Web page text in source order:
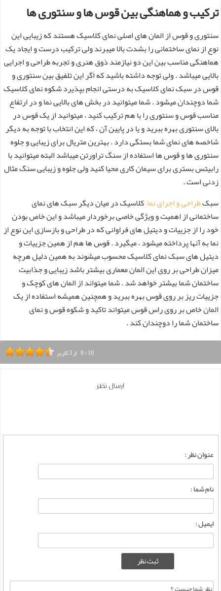
ترکیب و هماهنگی بین قوس ها و سنتوری ها
سنتوری و قوس از المان های اصلی نمای کلاسیک هستند که زیبایی این
نوع از نمای ساختمانی را بشدت بالا میبرند ولی ترکیب درست و ایجاد یک
هماهنگی مناسب بین این دو نیازمند ذوق هنری و تجربه طراحی و اجرایی
بالایی میباشد . ولی توجه داشته باشید که اگر این تلفیق بین سنتوری و
قوس در سبک نمای کلاسیک به درستی انجام بپذیرد شکوه نمای کلاسیک
شما دوچندان میشود . شما میتوانید در بخش های بالایی نما و در ارتفاع
مناسب قوس و سنتوری را با هم ترکیب کنید ، میتوانید از یک قوس در
بالای سنتوری بهره ببرید و یا در پایین آن ، که این انتخاب با توجه به دیگر
شاخصه های نمای شما بستگی دارد . بهترین متریال برای زیبایی و جلوه
سنتوری ها و قوس ها استفاده از سنگ تراورتن میباشد البته میتوانید با
رابیتس بستری برای سیمان کاری محیا کنید ولی جلوه و زیبایی سنگ مثال
زدنی است .
سبکطراحی و اجرای نما کلاسیک در میان دیگر سبک های نمای
ساختمانی از اهمیت و ویژگی خاصی برخوردار میباشد و این خاص بودن
خود را از جزییات و دیتیل های فراوانی که در طراحی و بازسازی این نوع از
نما به آنها پرداخته میشود ، میگیرد . قوس ها هم از همین جزییات و
دیتیل های سبک نمای کلاسیک محسوب میشوند به همین دلیل هرچه
میزان طراحی بر روی این المان معماری بیشتر باشد زیبایی و جذابیت
ساختمان شما بیشتر خواهد شد . شما میتواند از المان های کوچک و
جزییات ریز بر روی قوس بهره ببرید و همچنین همیشه استفاده از یک
المان خاص بر روی راس قوس میتواند تاکید و شکوه قوس و نمای
ساختمان شما را دوچندان کند .
9/10 از3کاربر
ارسال نظر
عنوان نظر :
نام شما :
ایمیل :